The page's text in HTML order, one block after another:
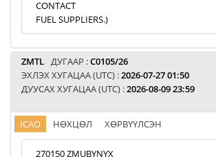
CONTACT
FUEL SUPPLIERS.)
ZMTL ДУГААР :C0105/26
ЭХЛЭХ ХУГАЦАА (UTC) :2026-07-27 01:50
ДУУСАХ ХУГАЦАА (UTC) :2026-08-09 23:59
ICAO НӨХЦӨЛ ХӨРВҮҮЛСЭН
270150 ZMUBYNYX